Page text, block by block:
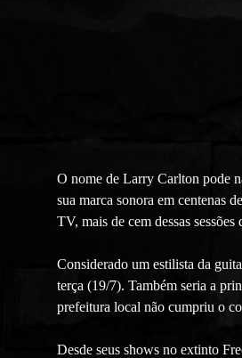
O nome de Larry Carlton pode
sua marca sonora em centenas
TV, mais de cem dessas
Considerado um estilista da
terça (19/7). Também seria a
prefeitura local não cumpriu o
Desde seus shows no extinto